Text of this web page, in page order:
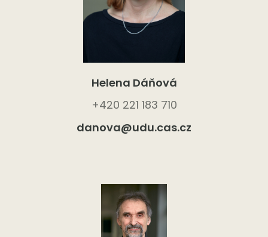
Helena Dáňová
+420 221 183 710
danova@udu.cas.cz